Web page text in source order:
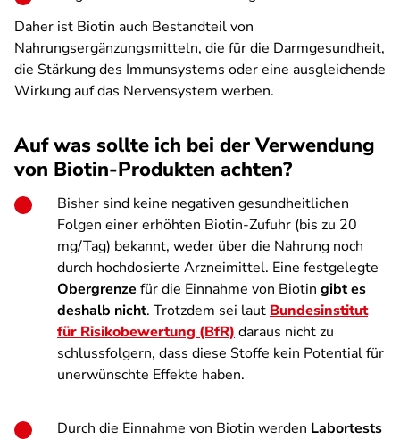
Daher ist Biotin auch Bestandteil von
Nahrungsergänzungsmitteln, die für die Darmgesundheit,
die Stärkung des Immunsystems oder eine ausgleichende
Wirkung auf das Nervensystem werben.
Auf was sollte ich bei der Verwendung
von Biotin-Produkten achten?
Bisher sind keine negativen gesundheitlichen
Folgen einer erhöhten Biotin-Zufuhr (bis zu 20
mg/Tag) bekannt, weder über die Nahrung noch
durch hochdosierte Arzneimittel. Eine festgelegte
Obergrenze für die Einnahme von Biotin gibt es
deshalb nicht. Trotzdem sei laut Bundesinstitut
für Risikobewertung (BfR) daraus nicht zu
schlussfolgern, dass diese Stoffe kein Potential für
unerwünschte Effekte haben.
Durch die Einnahme von Biotin werden Labortests